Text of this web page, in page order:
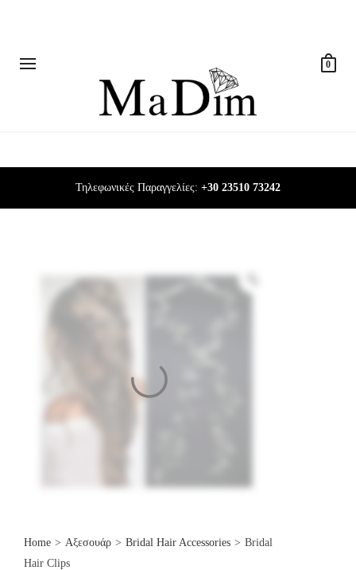
0
Τηλεφωνικές Παραγγελίες: +30 23510 73242
Home > Αξεσουάρ > Bridal Hair Accessories > Bridal
Hair Clips